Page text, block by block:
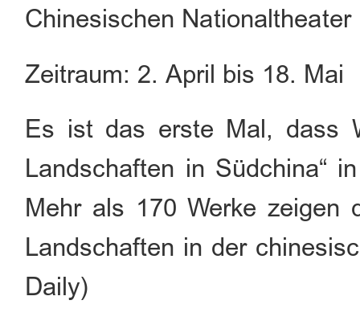
Chinesischen Nationaltheater
Zeitraum: 2. April bis 18. Mai
Es ist das erste Mal, dass
Landschaften in Südchina“
Mehr als 170 Werke zeigen
Landschaften in der
Daily)